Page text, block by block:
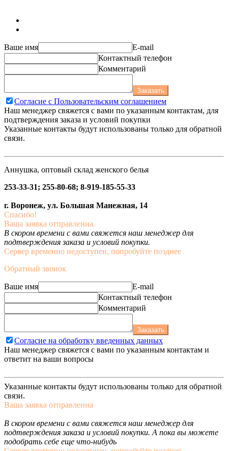
Ваше имя
E-mail
Контактный телефон
Комментарий
Заказать
Согласие с Пользовательским соглашением
Наш менеджер свяжется с вами по указанным контактам, для
подтверждения заказа и условий покупки
Указанные контакты будут использованы только для обратной
связи.
Аннушка, оптовый склад женского белья
253-33-31; 255-80-68; 8-919-185-55-33
г. Воронеж, ул. Большая Манежная, 14
Спасибо!
Ваша заявка отправленна.
В скором времени с вами свяжется наш менеджер для
подтверждения заказа и условий покупки.
Сервер временно недоступен, попробуйте позднее
Обратный звонок
Ваше имя
E-mail
Контактный телефон
Комментарий
Заказать
Согласие на обработку введенных данных
Наш менеджер свяжется с вами по указанным контактам и
ответит на ваши вопросы
Указанные контакты будут использованы только для обратной
связи.
Ваша заявка отправленна
В скором времени с вами свяжется наш менеджер для
подтверждения заказа и условий покупки. А пока вы можете
подобрать себе еще что-нибудь